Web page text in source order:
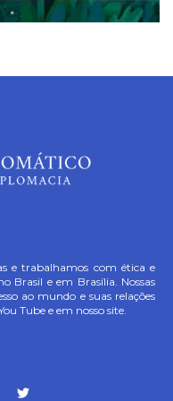
e trabalhamos com ética e
Brasil e em Brasília. Nossas
ao mundo e suas relações
Tube e em nosso site.